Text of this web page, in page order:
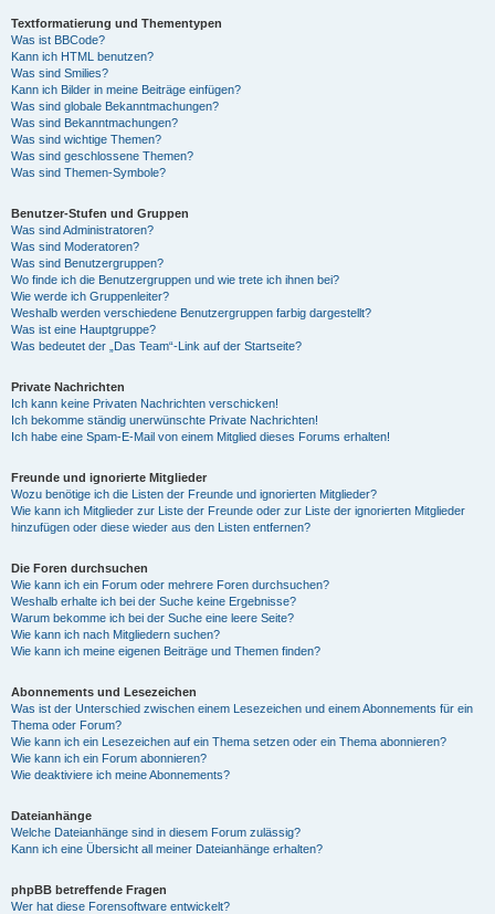
Textformatierung und Thementypen
Was ist BBCode?
Kann ich HTML benutzen?
Was sind Smilies?
Kann ich Bilder in meine Beiträge einfügen?
Was sind globale Bekanntmachungen?
Was sind Bekanntmachungen?
Was sind wichtige Themen?
Was sind geschlossene Themen?
Was sind Themen-Symbole?
Benutzer-Stufen und Gruppen
Was sind Administratoren?
Was sind Moderatoren?
Was sind Benutzergruppen?
Wo finde ich die Benutzergruppen und wie trete ich ihnen bei?
Wie werde ich Gruppenleiter?
Weshalb werden verschiedene Benutzergruppen farbig dargestellt?
Was ist eine Hauptgruppe?
Was bedeutet der „Das Team“-Link auf der Startseite?
Private Nachrichten
Ich kann keine Privaten Nachrichten verschicken!
Ich bekomme ständig unerwünschte Private Nachrichten!
Ich habe eine Spam-E-Mail von einem Mitglied dieses Forums erhalten!
Freunde und ignorierte Mitglieder
Wozu benötige ich die Listen der Freunde und ignorierten Mitglieder?
Wie kann ich Mitglieder zur Liste der Freunde oder zur Liste der ignorierten Mitglieder
hinzufügen oder diese wieder aus den Listen entfernen?
Die Foren durchsuchen
Wie kann ich ein Forum oder mehrere Foren durchsuchen?
Weshalb erhalte ich bei der Suche keine Ergebnisse?
Warum bekomme ich bei der Suche eine leere Seite?
Wie kann ich nach Mitgliedern suchen?
Wie kann ich meine eigenen Beiträge und Themen finden?
Abonnements und Lesezeichen
Was ist der Unterschied zwischen einem Lesezeichen und einem Abonnements für ein
Thema oder Forum?
Wie kann ich ein Lesezeichen auf ein Thema setzen oder ein Thema abonnieren?
Wie kann ich ein Forum abonnieren?
Wie deaktiviere ich meine Abonnements?
Dateianhänge
Welche Dateianhänge sind in diesem Forum zulässig?
Kann ich eine Übersicht all meiner Dateianhänge erhalten?
phpBB betreffende Fragen
Wer hat diese Forensoftware entwickelt?